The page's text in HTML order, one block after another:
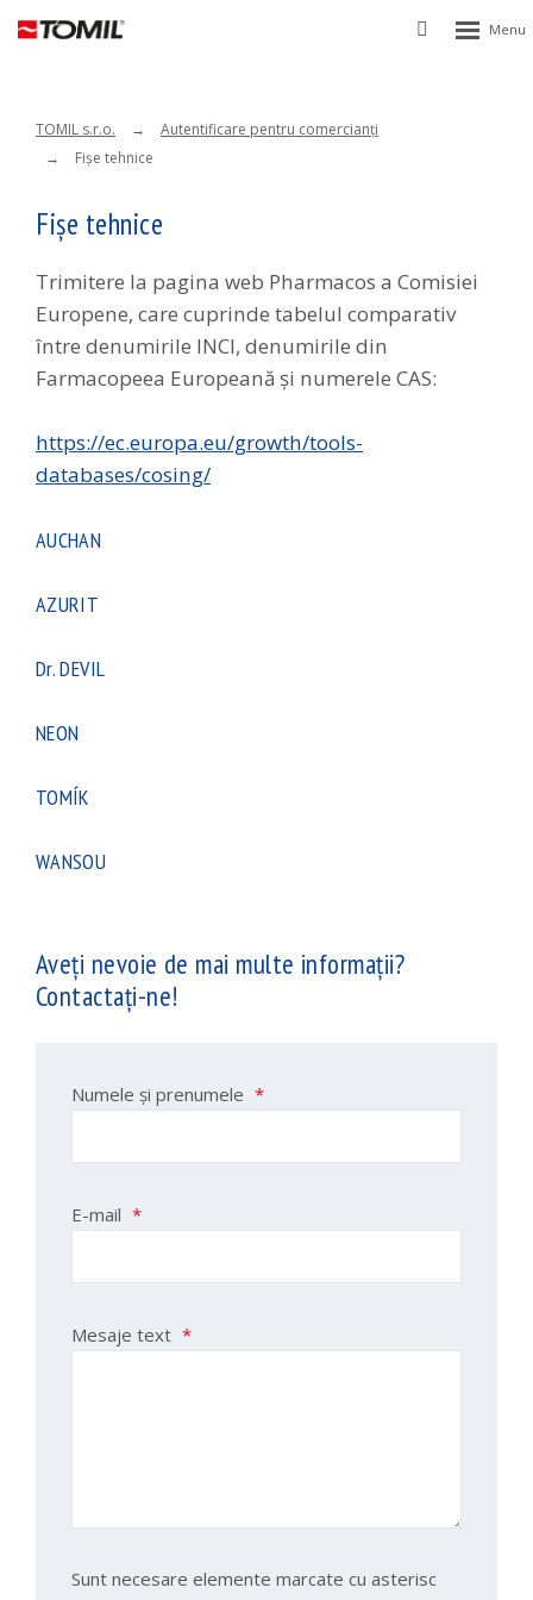
Vyhledávání
Rozbalení
TOMIL s.r.o.
Autentificare pentru comercianţi
Fişe tehnice
Fişe tehnice
Trimitere la pagina web Pharmacos a Comisiei
Europene, care cuprinde tabelul comparativ
între denumirile INCI, denumirile din
Farmacopeea Europeană și numerele CAS:
https://ec.europa.eu/growth/tools-
databases/cosing/
AUCHAN
AZURIT
Dr. DEVIL
NEON
TOMÍK
WANSOU
Aveți nevoie de mai multe informații?
Contactați-ne!
Numele și prenumele *
E-mail *
Mesaje text *
Sunt necesare elemente marcate cu asterisc